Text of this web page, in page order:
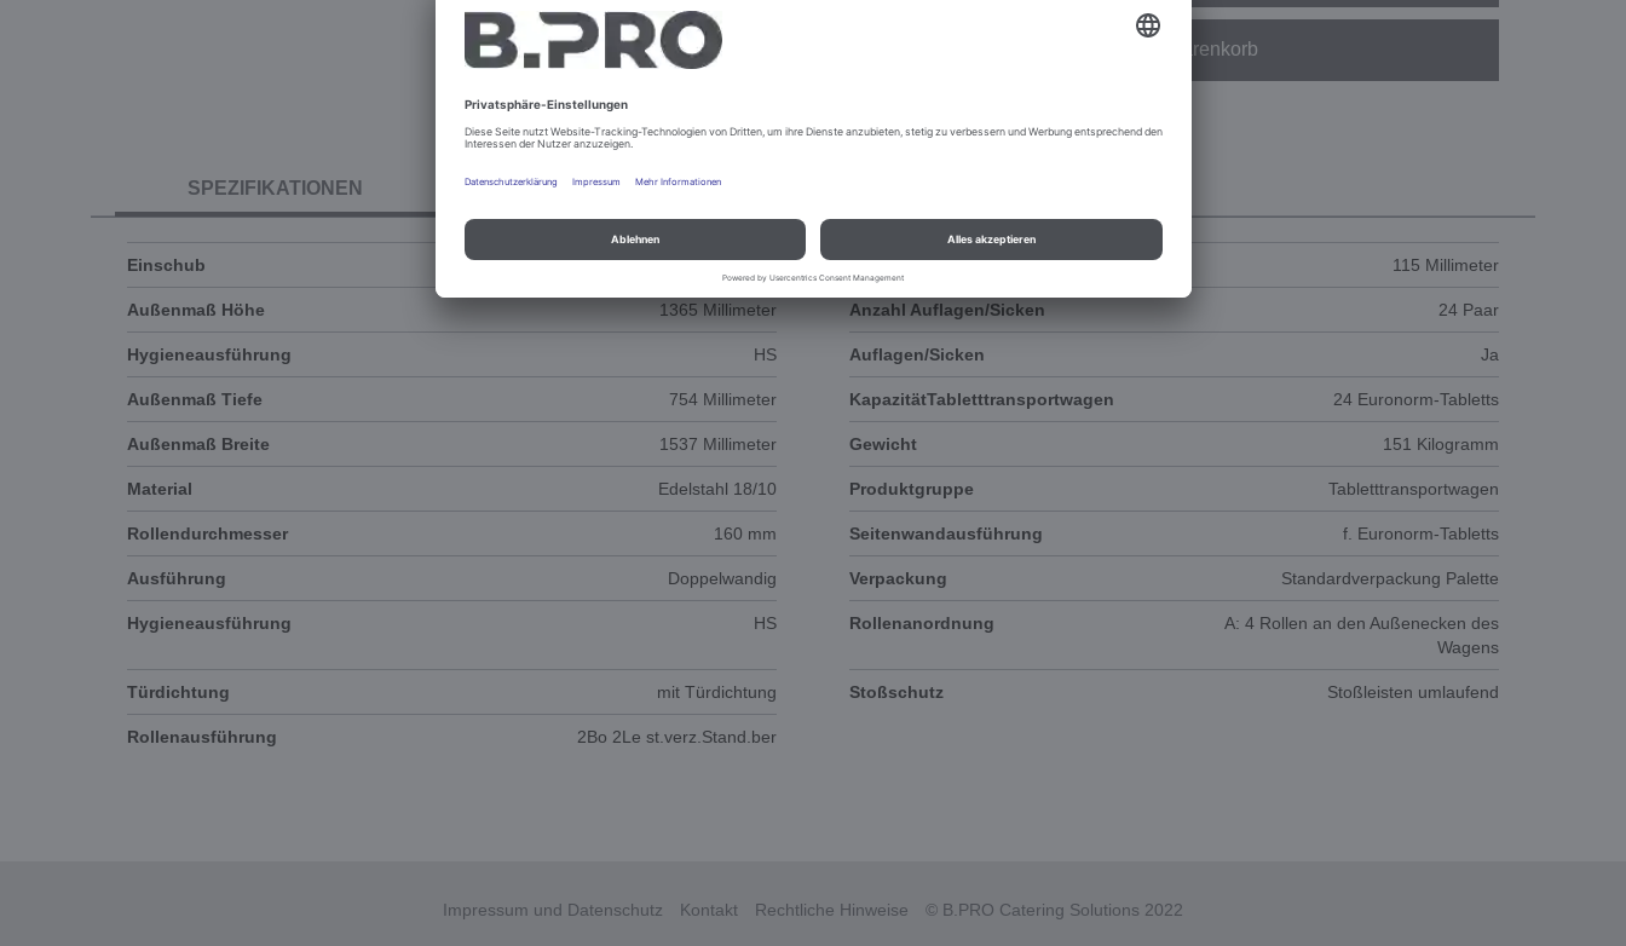
In den Warenkorb
SPEZIFIKATIONEN DOKUMENTE
Einschub Längseinschub Abstand Sicken 115 Millimeter
Außenmaß Höhe 1365 Millimeter Anzahl Auflagen/Sicken 24 Paar
Hygieneausführung HS Auflagen/Sicken Ja
Außenmaß Tiefe 754 Millimeter KapazitätTabletttransportwagen 24 Euronorm-Tabletts
Außenmaß Breite 1537 Millimeter Gewicht 151 Kilogramm
Material Edelstahl 18/10 Produktgruppe Tabletttransportwagen
Rollendurchmesser 160 mm Seitenwandausführung f. Euronorm-Tabletts
Ausführung Doppelwandig Verpackung Standardverpackung Palette
Hygieneausführung HS Rollenanordnung
A: 4 Rollen an den Außenecken des
Wagens
Türdichtung mit Türdichtung Stoßschutz Stoßleisten umlaufend
Rollenausführung 2Bo 2Le st.verz.Stand.ber
Impressum und Datenschutz Kontakt Rechtliche Hinweise © B.PRO Catering Solutions 2022